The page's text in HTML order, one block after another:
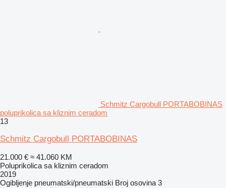
Schmitz Cargobull PORTABOBINAS
poluprikolica sa kliznim ceradom
13
Schmitz Cargobull PORTABOBINAS
21.000 € ≈ 41.060 KM
Poluprikolica sa kliznim ceradom
2019
Ogibljenje pneumatski/pneumatski Broj osovina 3